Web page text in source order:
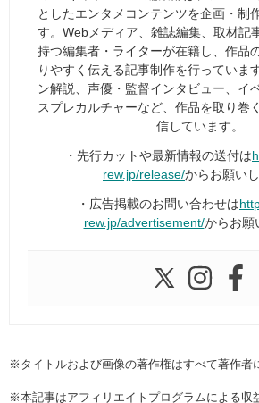
としたエンタメコンテンツを企画・制
す。Webメディア、雑誌編集、取材記
持つ編集者・ライターが在籍し、作品
りやすく伝える記事制作を行っていま
ン解説、声優・監督インタビュー、イ
スプレカルチャーなど、作品を取り巻
信しています。
・先行カットや最新情報の送付は
rew.jp/release/からお願いし
・広告掲載のお問い合わせは
rew.jp/advertisement/からお願
※タイトルおよび画像の著作権はすべて著作者
※本記事はアフィリエイトプログラムによる収